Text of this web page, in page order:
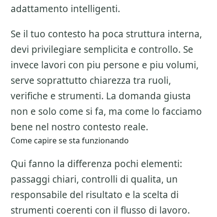
adattamento intelligenti.
Se il tuo contesto ha poca struttura interna,
devi privilegiare semplicita e controllo. Se
invece lavori con piu persone e piu volumi,
serve soprattutto chiarezza tra ruoli,
verifiche e strumenti. La domanda giusta
non e solo come si fa, ma come lo facciamo
bene nel nostro contesto reale.
Come capire se sta funzionando
Qui fanno la differenza pochi elementi:
passaggi chiari, controlli di qualita, un
responsabile del risultato e la scelta di
strumenti coerenti con il flusso di lavoro.